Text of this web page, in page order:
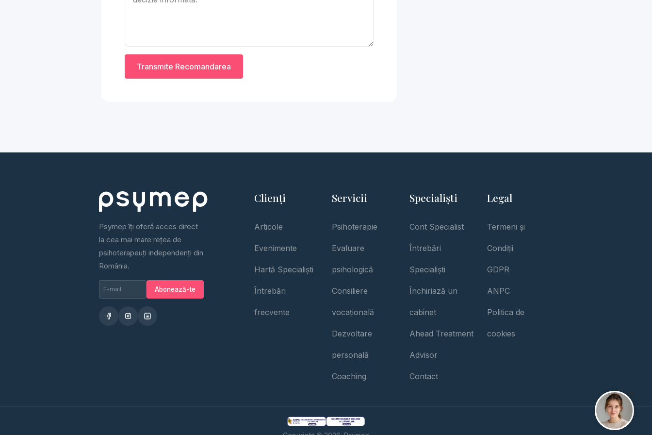
Transmite Recomandarea
Psymep îți oferă acces direct
la cea mai mare rețea de
psihoterapeuți independenți din
România.
Email newsletter
Nu completa Abonează-te
Clienți
Articole
Evenimente
Hartă Specialiști
Întrebări
frecvente
Servicii
Psihoterapie
Evaluare
psihologică
Consiliere
vocațională
Dezvoltare
personală
Coaching
Specialiști
Cont Specialist
Întrebări
Specialiști
Închiriază un
cabinet
Ahead Treatment
Advisor
Contact
Legal
Termeni și
Condiții
GDPR
ANPC
Politica de
cookies